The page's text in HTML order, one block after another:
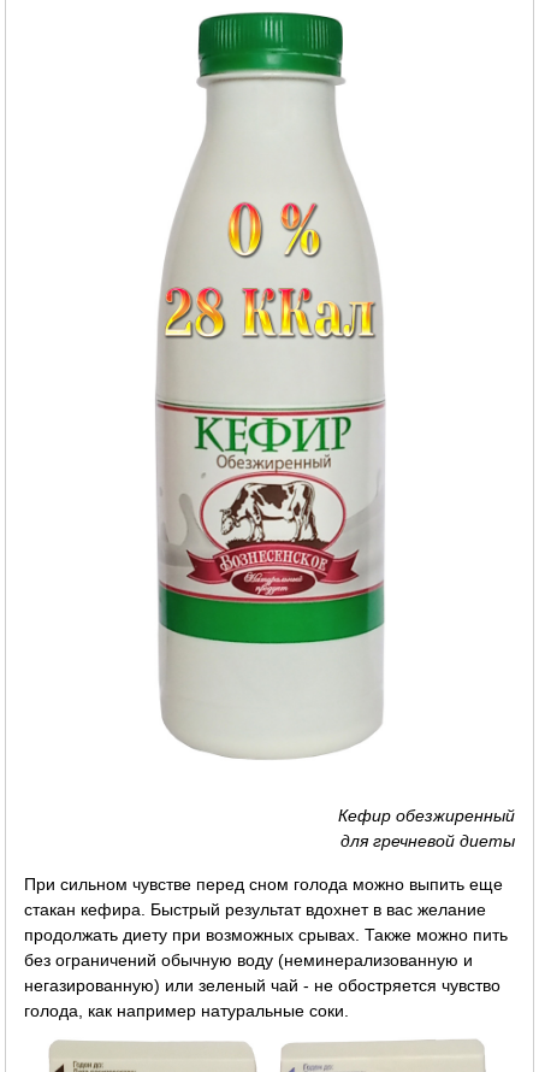
Кефир обезжиренный
для гречневой диеты
При сильном чувстве перед сном голода можно выпить еще
стакан кефира. Быстрый результат вдохнет в вас желание
продолжать диету при возможных срывах. Также можно пить
без ограничений обычную воду (неминерализованную и
негазированную) или зеленый чай - не обостряется чувство
голода, как например натуральные соки.